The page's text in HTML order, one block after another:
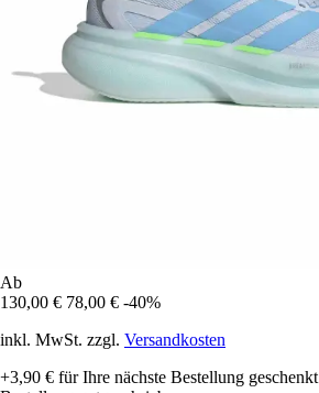
Ab
130,00 € 78,00 € -40%
inkl. MwSt. zzgl. Versandkosten
+3,90 € für Ihre nächste Bestellung geschenkt